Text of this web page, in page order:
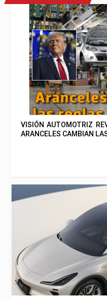
VISIÓN AUTOMOTRIZ
ARANCELES CAMBIAN